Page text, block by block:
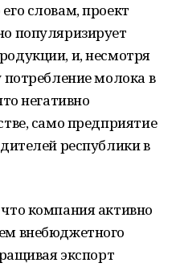
словам, проект
популяризирует
и, несмотря
молока в
негативно
само предприятие
республики в
компания активно
внебюджетного
экспорт